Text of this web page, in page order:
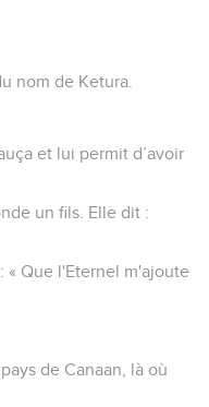
nom de Ketura.
et lui permit d’avoir
un fils. Elle dit :
« Que l'Eternel m'ajoute
de Canaan, là où